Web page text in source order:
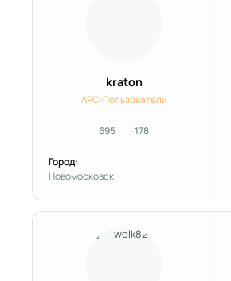
kraton
APC-Пользователи
695сообщения
178Репутация
Город:
Новомосковск